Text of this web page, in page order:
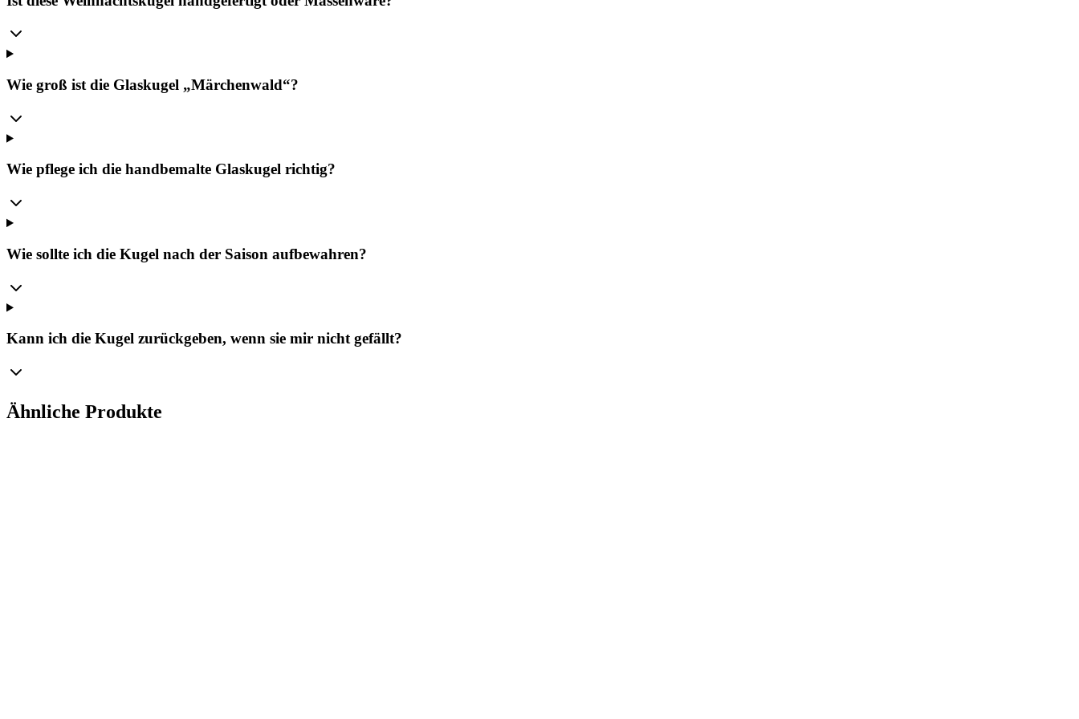
Wie groß ist die Glaskugel „Märchenwald“?
Wie pflege ich die handbemalte Glaskugel richtig?
Wie sollte ich die Kugel nach der Saison aufbewahren?
Kann ich die Kugel zurückgeben, wenn sie mir nicht gefällt?
Ähnliche Produkte